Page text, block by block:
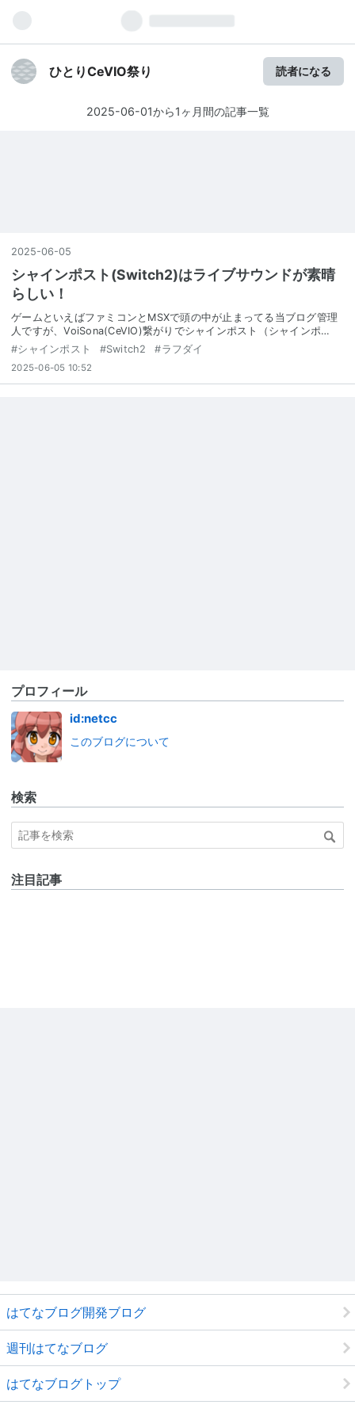
ひとりCeVIO祭り 読者になる
2025-06-01から1ヶ月間の記事一覧
2025-06-05
シャインポスト(Switch2)はライブサウンドが素晴
らしい！
ゲームといえばファミコンとMSXで頭の中が止まってる当ブログ管理
人ですが、VoiSona(CeVIO)繋がりでシャインポスト（シャインポ…
#シャインポスト #Switch2 #ラフダイ
2025-06-05 10:52
プロフィール
id:netcc
このブログについて
検索
注目記事
はてなブログ開発ブログ
週刊はてなブログ
はてなブログトップ